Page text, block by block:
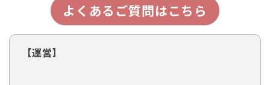
よくあるご質問はこちら
【運営】